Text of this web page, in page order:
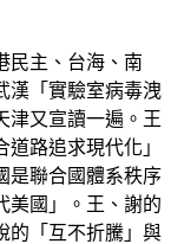
民主、台海、南
漢「實驗室病毒洩
津又宣讀一遍。王
路追求現代化」
是聯合國體系秩序
美國」。王、謝的
的「互不折騰」與